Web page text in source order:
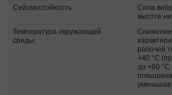
Сейсмостойкость:
Сила
высоте
Температура окружающей
среды:
рабочей
+40 °C
до +60